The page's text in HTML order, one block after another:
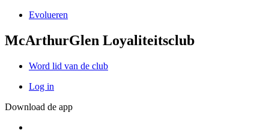
Evolueren
McArthurGlen Loyaliteitsclub
Word lid van de club
Log in
Download de app